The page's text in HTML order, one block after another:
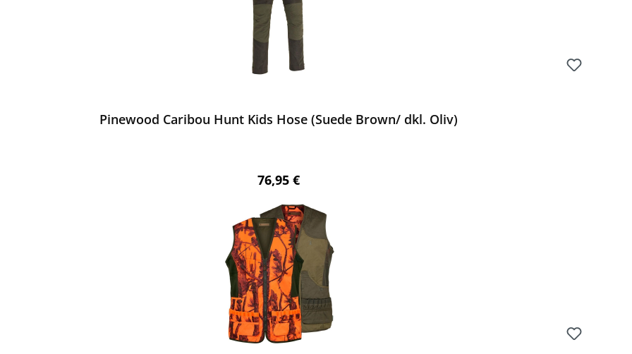
Pinewood Caribou Hunt Kids Hose (Suede Brown/ dkl. Oliv)
Regulärer Preis:
76,95 €